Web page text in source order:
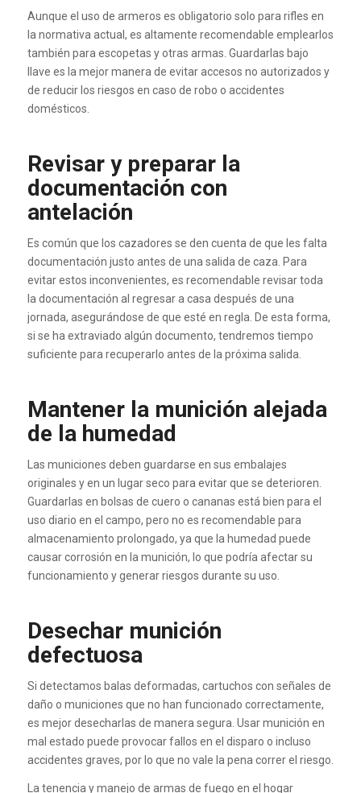
Aunque el uso de armeros es obligatorio solo para rifles en
la normativa actual, es altamente recomendable emplearlos
también para escopetas y otras armas. Guardarlas bajo
llave es la mejor manera de evitar accesos no autorizados y
de reducir los riesgos en caso de robo o accidentes
domésticos.
Revisar y preparar la
documentación con
antelación
Es común que los cazadores se den cuenta de que les falta
documentación justo antes de una salida de caza. Para
evitar estos inconvenientes, es recomendable revisar toda
la documentación al regresar a casa después de una
jornada, asegurándose de que esté en regla. De esta forma,
si se ha extraviado algún documento, tendremos tiempo
suficiente para recuperarlo antes de la próxima salida.
Mantener la munición alejada
de la humedad
Las municiones deben guardarse en sus embalajes
originales y en un lugar seco para evitar que se deterioren.
Guardarlas en bolsas de cuero o cananas está bien para el
uso diario en el campo, pero no es recomendable para
almacenamiento prolongado, ya que la humedad puede
causar corrosión en la munición, lo que podría afectar su
funcionamiento y generar riesgos durante su uso.
Desechar munición
defectuosa
Si detectamos balas deformadas, cartuchos con señales de
daño o municiones que no han funcionado correctamente,
es mejor desecharlas de manera segura. Usar munición en
mal estado puede provocar fallos en el disparo o incluso
accidentes graves, por lo que no vale la pena correr el riesgo.
La tenencia y manejo de armas de fuego en el hogar